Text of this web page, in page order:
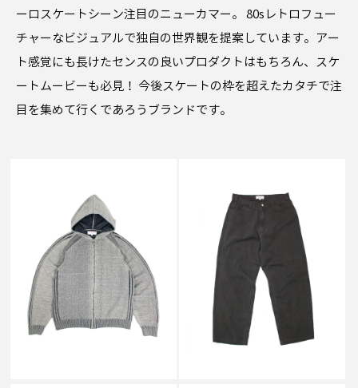
ーロスケートシーン注目のニューカマー。 80sレトロフュー
チャーなビジュアルで独自の世界観を提案しています。アー
ト感覚にも長けたセンスの良いプロダクトはもちろん、スケ
ートムービーも必見！ 今後スケートの枠を超えたカタチで注
目を集めて行くであろうブランドです。
YARDSALE
PHANTASY CHENILLE HOOD
BEIGE/NAVY
￥23,650
↓
YARDSALE
PHANTASY SLACKS BLACK
￥20,350
￥12,210